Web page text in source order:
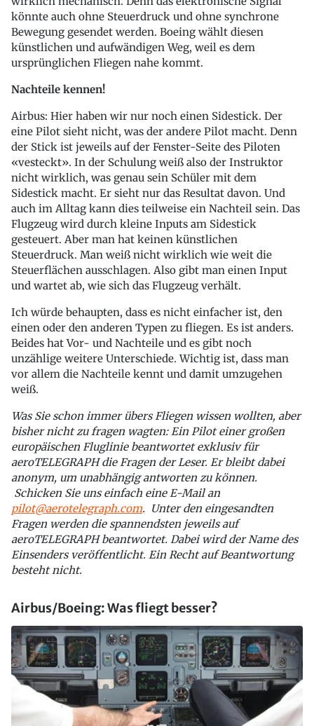
könnte auch ohne Steuerdruck und ohne synchrone
Bewegung gesendet werden. Boeing wählt diesen
künstlichen und aufwändigen Weg, weil es dem
ursprünglichen Fliegen nahe kommt.
Nachteile kennen!
Airbus: Hier haben wir nur noch einen Sidestick. Der
eine Pilot sieht nicht, was der andere Pilot macht. Denn
der Stick ist jeweils auf der Fenster-Seite des Piloten
«vesteckt». In der Schulung weiß also der Instruktor
nicht wirklich, was genau sein Schüler mit dem
Sidestick macht. Er sieht nur das Resultat davon. Und
auch im Alltag kann dies teilweise ein Nachteil sein. Das
Flugzeug wird durch kleine Inputs am Sidestick
gesteuert. Aber man hat keinen künstlichen
Steuerdruck. Man weiß nicht wirklich wie weit die
Steuerflächen ausschlagen. Also gibt man einen Input
und wartet ab, wie sich das Flugzeug verhält.
Ich würde behaupten, dass es nicht einfacher ist, den
einen oder den anderen Typen zu fliegen. Es ist anders.
Beides hat Vor- und Nachteile und es gibt noch
unzählige weitere Unterschiede. Wichtig ist, dass man
vor allem die Nachteile kennt und damit umzugehen
weiß.
Was Sie schon immer übers Fliegen wissen wollten, aber
bisher nicht zu fragen wagten: Ein Pilot einer großen
europäischen Fluglinie beantwortet exklusiv für
aeroTELEGRAPH die Fragen der Leser. Er bleibt dabei
anonym, um unabhängig antworten zu können.
Schicken Sie uns einfach eine E-Mail an
pilot@aerotelegraph.com. Unter den eingesandten
Fragen werden die spannendsten jeweils auf
aeroTELEGRAPH beantwortet. Dabei wird der Name des
Einsenders veröffentlicht. Ein Recht auf Beantwortung
besteht nicht.
Airbus/Boeing: Was fliegt besser?